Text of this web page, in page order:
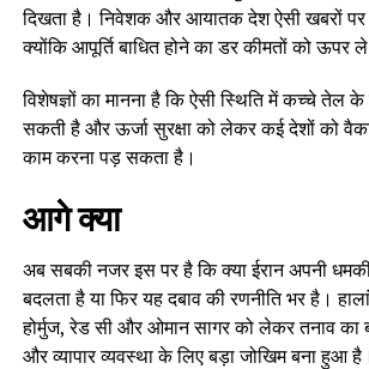
दिखता है। निवेशक और आयातक देश ऐसी खबरों पर
क्योंकि आपूर्ति बाधित होने का डर कीमतों को ऊपर
विशेषज्ञों का मानना है कि ऐसी स्थिति में कच्चे तेल के
सकती है और ऊर्जा सुरक्षा को लेकर कई देशों को
काम करना पड़ सकता है।
आगे क्या
अब सबकी नजर इस पर है कि क्या ईरान अपनी
बदलता है या फिर यह दबाव की रणनीति भर है।
होर्मुज, रेड सी और ओमान सागर को लेकर तनाव का
और व्यापार व्यवस्था के लिए बड़ा जोखिम बना हुआ है।